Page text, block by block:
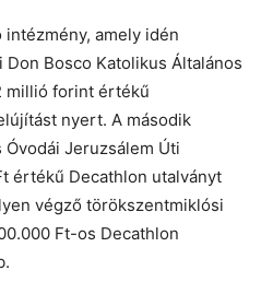
amely idén
Bosco Katolikus Általános
millió forint értékű
nyert. A második
Jeruzsálem Úti
értékű Decathlon utalványt
végző törökszentmiklósi
Ft-os Decathlon